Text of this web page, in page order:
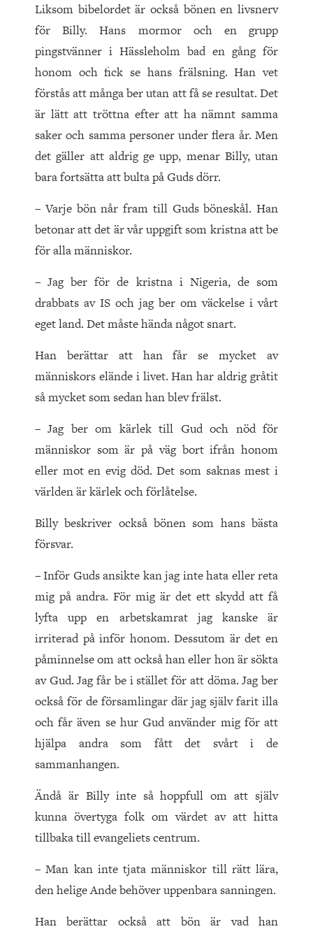
Liksom bibelordet är också bönen en livsnerv
för Billy. Hans mormor och en grupp
pingstvänner i Hässleholm bad en gång för
honom och fick se hans frälsning. Han vet
förstås att många ber utan att få se resultat. Det
är lätt att tröttna efter att ha nämnt samma
saker och samma personer under flera år. Men
det gäller att aldrig ge upp, menar Billy, utan
bara fortsätta att bulta på Guds dörr.
– Varje bön når fram till Guds böneskål. Han
betonar att det är vår uppgift som kristna att be
för alla människor.
– Jag ber för de kristna i Nigeria, de som
drabbats av IS och jag ber om väckelse i vårt
eget land. Det måste hända något snart.
Han berättar att han får se mycket av
människors elände i livet. Han har aldrig gråtit
så mycket som sedan han blev frälst.
– Jag ber om kärlek till Gud och nöd för
människor som är på väg bort ifrån honom
eller mot en evig död. Det som saknas mest i
världen är kärlek och förlåtelse.
Billy beskriver också bönen som hans bästa
försvar.
– Inför Guds ansikte kan jag inte hata eller reta
mig på andra. För mig är det ett skydd att få
lyfta upp en arbetskamrat jag kanske är
irriterad på inför honom. Dessutom är det en
påminnelse om att också han eller hon är sökta
av Gud. Jag får be i stället för att döma. Jag ber
också för de församlingar där jag själv farit illa
och får även se hur Gud använder mig för att
hjälpa andra som fått det svårt i de
sammanhangen.
Ändå är Billy inte så hoppfull om att själv
kunna övertyga folk om värdet av att hitta
tillbaka till evangeliets centrum.
– Man kan inte tjata människor till rätt lära,
den helige Ande behöver uppenbara sanningen.
Han berättar också att bön är vad han